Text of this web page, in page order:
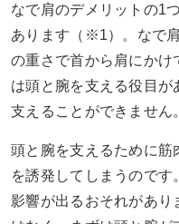
なで肩のデメリットの1
あります（※1）。なで
の重さで首から肩にかけ
は頭と腕を支える役目が
支えることができません
頭と腕を支えるために筋
を誘発してしまうので
影響が出るおそれがあり